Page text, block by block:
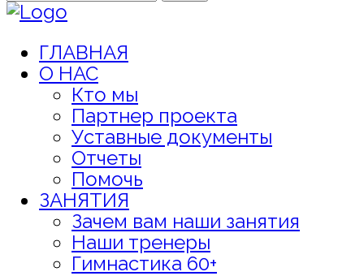
ГЛАВНАЯ
О НАС
Кто мы
Партнер проекта
Уставные документы
Отчеты
Помочь
ЗАНЯТИЯ
Зачем вам наши занятия
Наши тренеры
Гимнастика 60+